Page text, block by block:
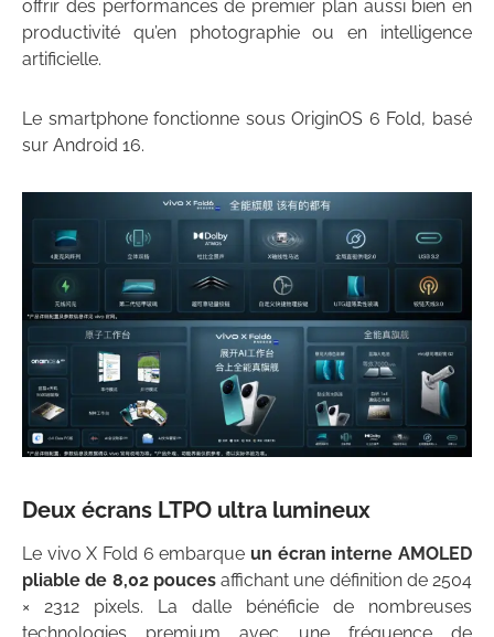
offrir des performances de premier plan aussi bien en
productivité qu’en photographie ou en intelligence
artificielle.
Le smartphone fonctionne sous OriginOS 6 Fold, basé
sur Android 16.
Deux écrans LTPO ultra lumineux
Le vivo X Fold 6 embarque un écran interne AMOLED
pliable de 8,02 poucesaffichant une définition de 2504
× 2312 pixels. La dalle bénéficie de nombreuses